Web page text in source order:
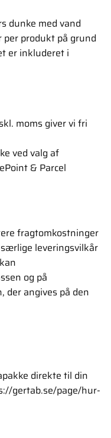
dunke med vand
produkt på grund
er inkluderet i
moms giver vi fri
ved valg af
& Parcel
fragtomkostninger
leveringsvilkår
og på
angives på den
direkte til din
gertab.se/page/hur-